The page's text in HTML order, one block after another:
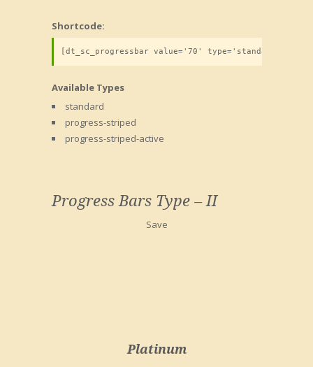
Shortcode:
Available Types
standard
progress-striped
progress-striped-active
Progress Bars Type – II
Save
Platinum